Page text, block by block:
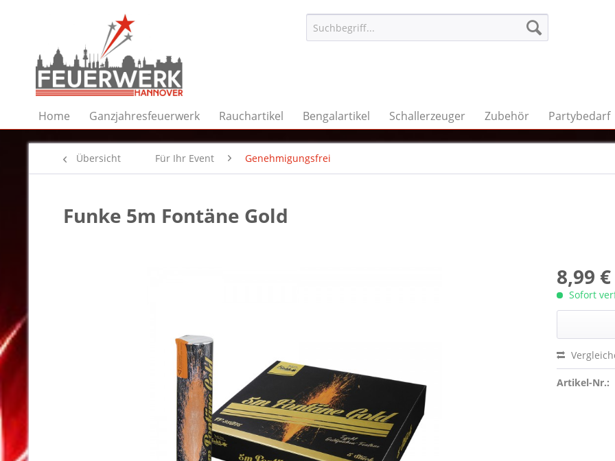
Home Ganzjahresfeuerwerk Rauchartikel Bengalartikel Schallerzeuger Zubehör Partybedarf
Übersicht Für Ihr Event Genehmigungsfrei
Funke 5m Fontäne Gold
8,99
Sofort
Artikel-Nr.: